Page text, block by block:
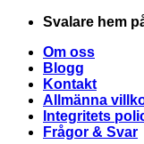
Skip
content
Svalare hem
Om oss
Blogg
Kontakt
Allmänna
Integritets
Frågor & Svar